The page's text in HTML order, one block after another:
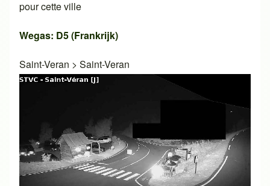
pour cette ville
Wegas: D5 (Frankrijk)
Saint-Veran > Saint-Veran